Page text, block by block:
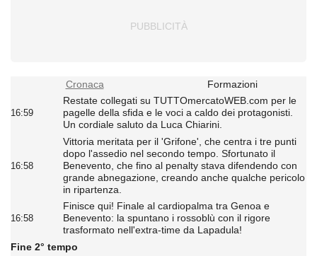
Cronaca Formazioni
16:59
Restate collegati su TUTTOmercatoWEB.com per le
pagelle della sfida e le voci a caldo dei protagonisti.
Un cordiale saluto da Luca Chiarini.
16:58
Vittoria meritata per il 'Grifone', che centra i tre punti
dopo l'assedio nel secondo tempo. Sfortunato il
Benevento, che fino al penalty stava difendendo con
grande abnegazione, creando anche qualche pericolo
in ripartenza.
16:58
Finisce qui! Finale al cardiopalma tra Genoa e
Benevento: la spuntano i rossoblù con il rigore
trasformato nell'extra-time da Lapadula!
Fine 2° tempo